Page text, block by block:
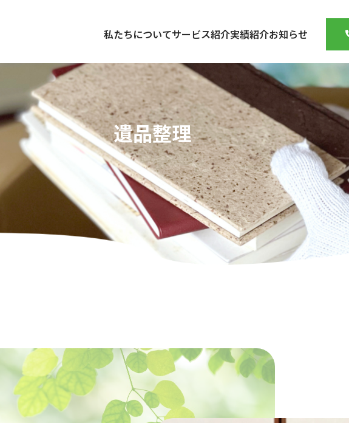
私たちについてサービス紹介実績紹介お知らせ
遺品整理